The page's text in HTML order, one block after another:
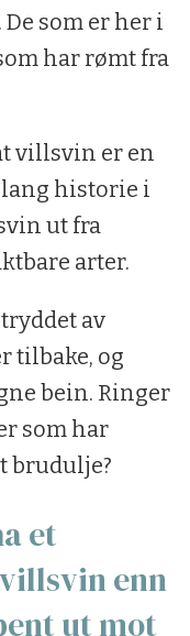
som er her i
har rømt fra
villsvin er en
historie i
ut fra
arter.
av
tilbake, og
bein. Ringer
som har
brudulje?
et
enn
ut mot